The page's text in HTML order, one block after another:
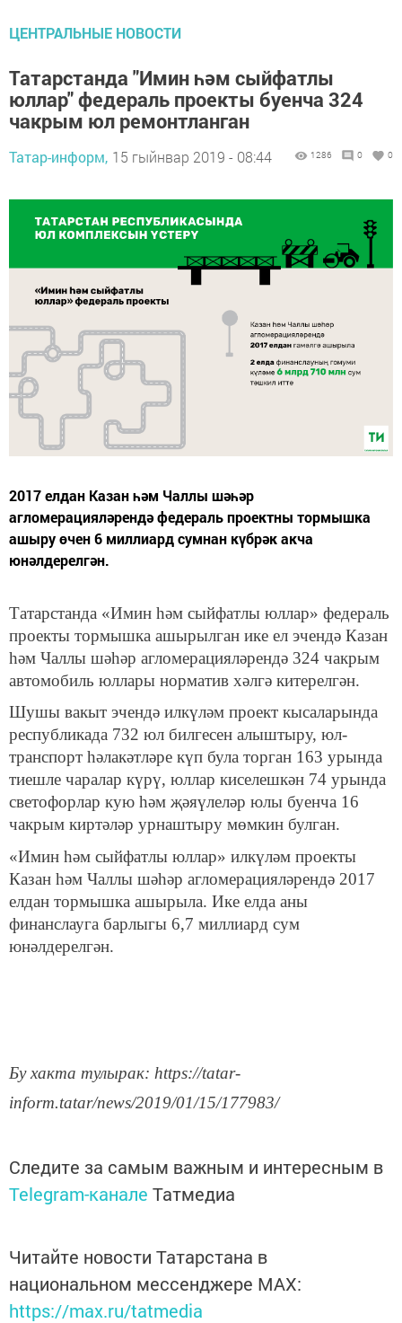
ЦЕНТРАЛЬНЫЕ НОВОСТИ
Татарстанда "Имин һәм сыйфатлы
юллар" федераль проекты буенча 324
чакрым юл ремонтланган
Татар-информ, 15 гыйнвар 2019 - 08:44 1286 0 0
2017 елдан Казан һәм Чаллы шәһәр
агломерацияләрендә федераль проектны тормышка
ашыру өчен 6 миллиард сумнан күбрәк акча
юнәлдерелгән.
Татарстанда «Имин һәм сыйфатлы юллар» федераль
проекты тормышка ашырылган ике ел эчендә Казан
һәм Чаллы шәһәр агломерацияләрендә 324 чакрым
автомобиль юллары норматив хәлгә китерелгән.
Шушы вакыт эчендә илкүләм проект кысаларында
республикада 732 юл билгесен алыштыру, юл-
транспорт һәлакәтләре күп була торган 163 урында
тиешле чаралар күрү, юллар киселешкән 74 урында
светофорлар кую һәм җәяүлеләр юлы буенча 16
чакрым киртәләр урнаштыру мөмкин булган.
«Имин һәм сыйфатлы юллар» илкүләм проекты
Казан һәм Чаллы шәһәр агломерацияләрендә 2017
елдан тормышка ашырыла. Ике елда аны
финанслауга барлыгы 6,7 миллиард сум
юнәлдерелгән.
Бу хакта тулырак: https://tatar-
inform.tatar/news/2019/01/15/177983/
Следите за самым важным и интересным в
Telegram-канале Татмедиа
Читайте новости Татарстана в
национальном мессенджере MАХ:
https://max.ru/tatmedia